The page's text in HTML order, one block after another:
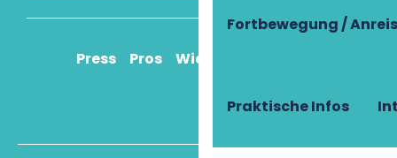
Fortbewegung /
Praktische Infos
Press Pros Wie komme ich an?